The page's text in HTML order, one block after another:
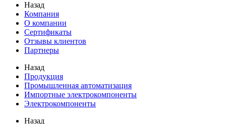
Назад
Компания
О компании
Сертификаты
Отзывы клиентов
Партнеры
Назад
Продукция
Промышленная автоматизация
Импортные электрокомпоненты
Электрокомпоненты
Назад